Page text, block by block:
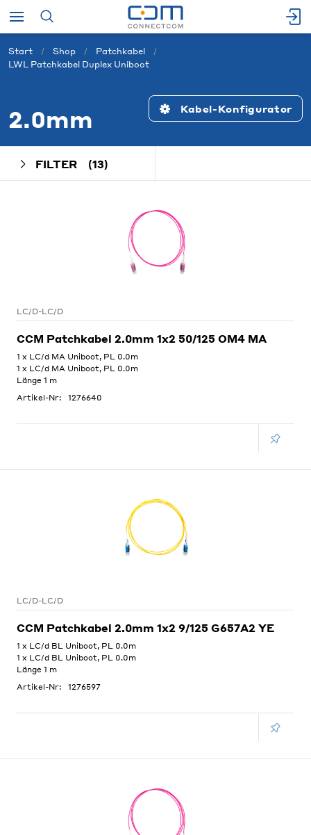
Start Shop
Patchkabel
LWL Patchkabel Duplex Uniboot
2.0mm Kabel-Konfigurator
FILTER (13)
LC/D-LC/D
CCM Patchkabel 2.0mm 1x2 50/125 OM4 MA
1 x LC/d MA Uniboot, PL 0.0m
1 x LC/d MA Uniboot, PL 0.0m
Länge 1 m
Artikel-Nr:
1276640
LC/D-LC/D
CCM Patchkabel 2.0mm 1x2 9/125 G657A2 YE
1 x LC/d BL Uniboot, PL 0.0m
1 x LC/d BL Uniboot, PL 0.0m
Länge 1 m
Artikel-Nr:
1276597